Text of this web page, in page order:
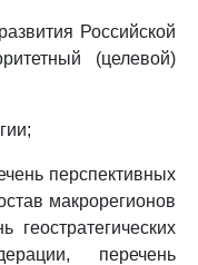
Российской
(целевой)
перспективных
макрорегионов
геостратегических
перечень